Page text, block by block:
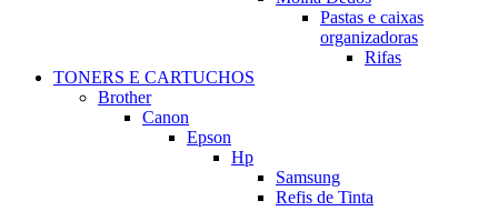
Pastas e caixas
organizadoras
Rifas
TONERS E CARTUCHOS
Brother
Canon
Epson
Hp
Samsung
Refis de Tinta